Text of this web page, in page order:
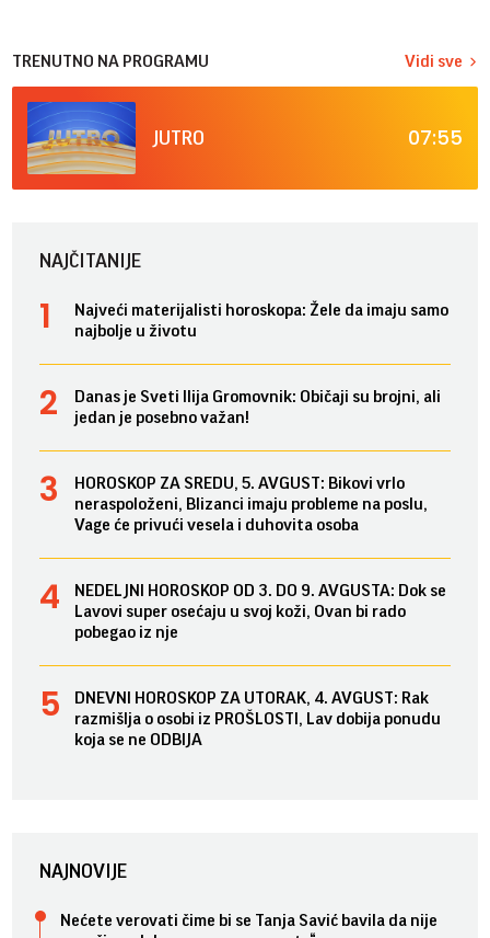
TRENUTNO NA PROGRAMU Vidi sve
JUTRO 07:55
NAJČITANIJE
Najveći materijalisti horoskopa: Žele da imaju samo
najbolje u životu
Danas je Sveti Ilija Gromovnik: Običaji su brojni, ali
jedan je posebno važan!
HOROSKOP ZA SREDU, 5. AVGUST: Bikovi vrlo
neraspoloženi, Blizanci imaju probleme na poslu,
Vage će privući vesela i duhovita osoba
NEDELJNI HOROSKOP OD 3. DO 9. AVGUSTA: Dok se
Lavovi super osećaju u svoj koži, Ovan bi rado
pobegao iz nje
DNEVNI HOROSKOP ZA UTORAK, 4. AVGUST: Rak
razmišlja o osobi iz PROŠLOSTI, Lav dobija ponudu
koja se ne ODBIJA
NAJNOVIJE
Nećete verovati čime bi se Tanja Savić bavila da nije